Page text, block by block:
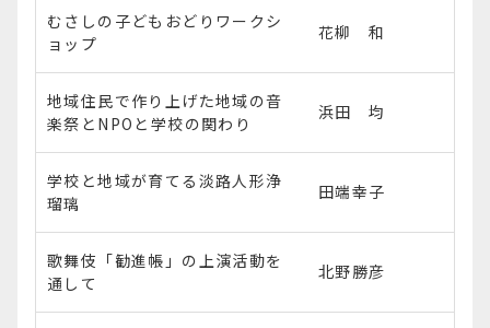
むさしの子どもおどりワークシ
ョップ
花柳 和
地域住民で作り上げた地域の音
楽祭とNPOと学校の関わり
浜田 均
学校と地域が育てる淡路人形浄
瑠璃
田端幸子
歌舞伎「勧進帳」の上演活動を
通して
北野勝彦